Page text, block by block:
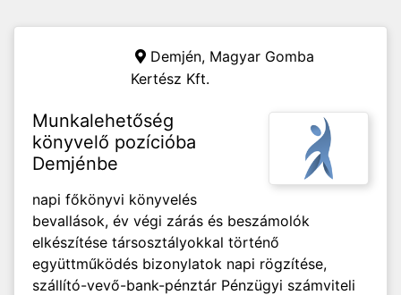
Demjén, Magyar Gomba
Kertész Kft.
Munkalehetőség
könyvelő pozícióba
Demjénbe
napi főkönyvi könyvelés
bevallások, év végi zárás és beszámolók
elkészítése társosztályokkal történő
együttműködés bizonylatok napi rögzítése,
szállító-vevő-bank-pénztár Pénzügyi számviteli